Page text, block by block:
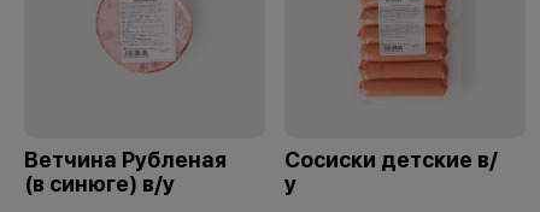
Ветчина Рубленая
(в синюге) в/у
Сосиски детские в/
у